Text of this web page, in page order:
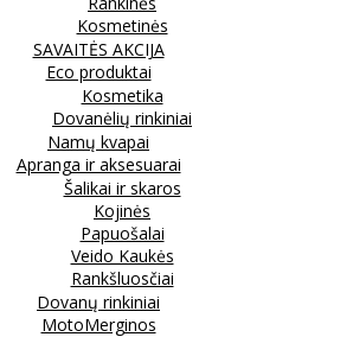
Kosmetinės
SAVAITĖS AKCIJA
Eco produktai
Kosmetika
Dovanėlių rinkiniai
Namų kvapai
Apranga ir aksesuarai
Šalikai ir skaros
Kojinės
Papuošalai
Veido Kaukės
Rankšluosčiai
Dovanų rinkiniai
MotoMerginos